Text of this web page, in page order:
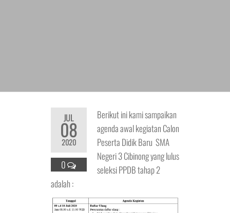
JUL
08
2020
0
Berikut ini kami sampaikan
agenda awal kegiatan Calon
Peserta Didik Baru SMA
Negeri 3 Cibinong yang lulus
seleksi PPDB tahap 2
adalah :